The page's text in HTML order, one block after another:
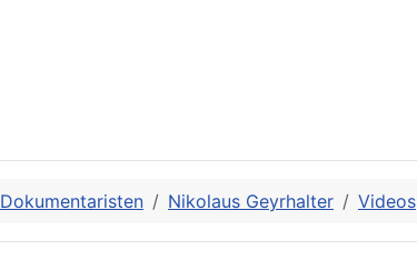
Dokumentaristen Nikolaus Geyrhalter Videos